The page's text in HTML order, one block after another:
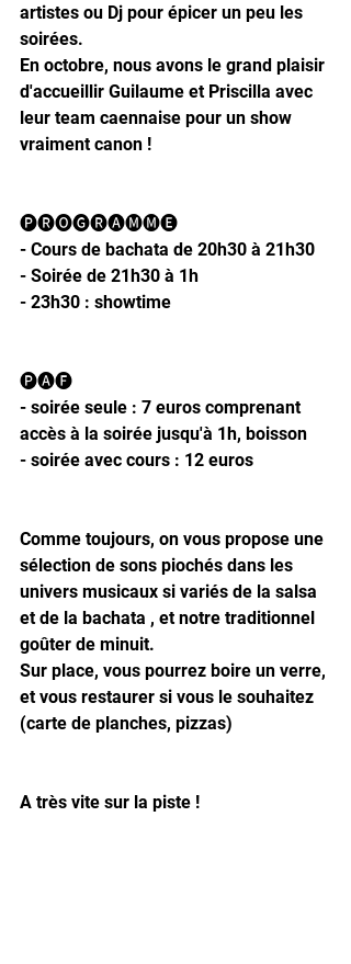
artistes ou Dj pour épicer un peu les
soirées.
En octobre, nous avons le grand plaisir
d'accueillir Guilaume et Priscilla avec
leur team caennaise pour un show
vraiment canon !
🅟🅡🅞🅖🅡🅐🅜🅜🅔
- Cours de bachata de 20h30 à 21h30
- Soirée de 21h30 à 1h
- 23h30 : showtime
🅟🅐🅕
- soirée seule : 7 euros comprenant
accès à la soirée jusqu'à 1h, boisson
- soirée avec cours : 12 euros
Comme toujours, on vous propose une
sélection de sons piochés dans les
univers musicaux si variés de la salsa
et de la bachata , et notre traditionnel
goûter de minuit.
Sur place, vous pourrez boire un verre,
et vous restaurer si vous le souhaitez
(carte de planches, pizzas)
A très vite sur la piste !